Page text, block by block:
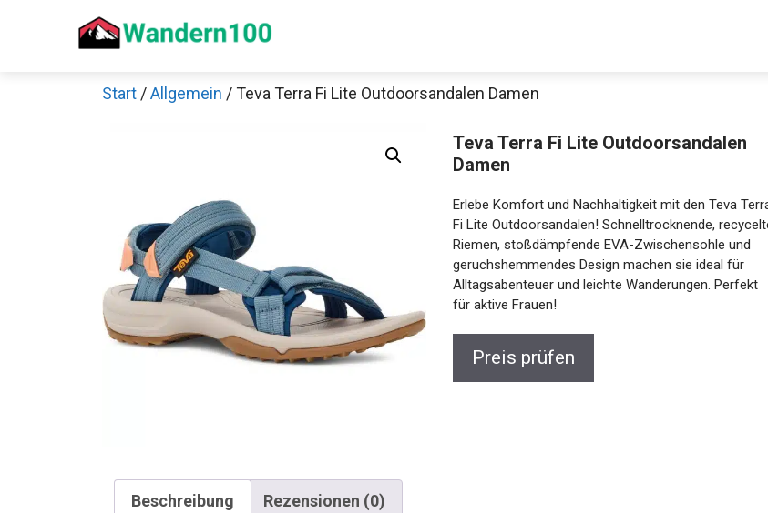
Start /Allgemein / Teva Terra Fi Lite Outdoorsandalen Damen
Teva Terra Fi Lite Outdoorsandalen
Damen
Erlebe Komfort und Nachhaltigkeit mit den Teva Terra
Fi Lite Outdoorsandalen! Schnelltrocknende,
recycelte Riemen, stoßdämpfende EVA-
Zwischensohle und geruchshemmendes Design
machen sie ideal für Alltagsabenteuer und leichte
Wanderungen. Perfekt für aktive Frauen!
Preis prüfen
Beschreibung Rezensionen (0)
Jetzt anschauen